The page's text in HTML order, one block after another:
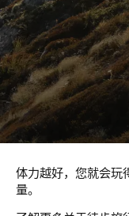
体力越好，您就会玩
量。